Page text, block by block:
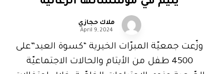
ملاك حجازي
April 9, 2024
وزّعت جمعيّة المبرّات الخيرية “كسوة العيد”على
4500 طفل من الأيتام والحالات الاجتماعيّة